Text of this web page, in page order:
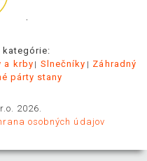
.
kategórie:
a krby Slnečníky
Záhradný
párty stany
2026.
osobných údajov